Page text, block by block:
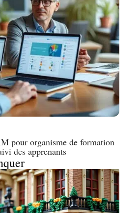
pour organisme de formation
des apprenants